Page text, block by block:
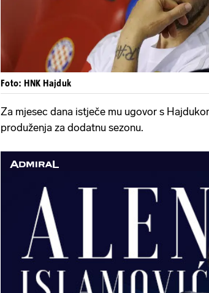
Foto: HNK Hajduk
Za mjesec dana istječe mu ugovor s
produženja za dodatnu sezonu.